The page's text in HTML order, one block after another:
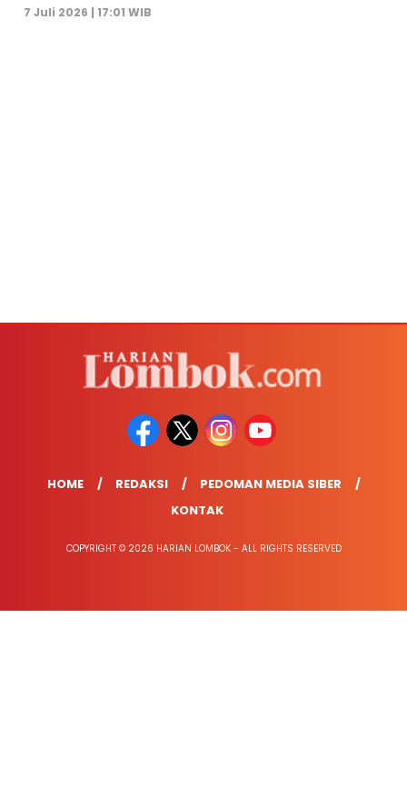
7 Juli 2026 | 17:01 WIB
HOME REDAKSI
PEDOMAN MEDIA SIBER
KONTAK
COPYRIGHT © 2026 HARIAN LOMBOK - ALL RIGHTS RESERVED